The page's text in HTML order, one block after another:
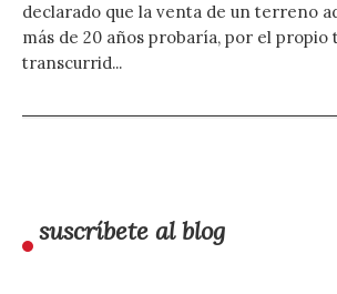
declarado que la venta de un terreno
más de 20 años probaría, por el propio
transcurrid...
suscríbete al blog